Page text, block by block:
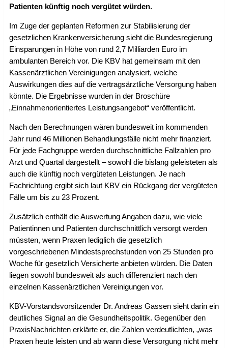
Patienten künftig noch vergütet würden.
Im Zuge der geplanten Reformen zur Stabilisierung der
gesetzlichen Krankenversicherung sieht die Bundesregierung
Einsparungen in Höhe von rund 2,7 Milliarden Euro im
ambulanten Bereich vor. Die KBV hat gemeinsam mit den
Kassenärztlichen Vereinigungen analysiert, welche
Auswirkungen dies auf die vertragsärztliche Versorgung haben
könnte. Die Ergebnisse wurden in der Broschüre
„Einnahmenorientiertes Leistungsangebot“ veröffentlicht.
Nach den Berechnungen wären bundesweit im kommenden
Jahr rund 46 Millionen Behandlungsfälle nicht mehr finanziert.
Für jede Fachgruppe werden durchschnittliche Fallzahlen pro
Arzt und Quartal dargestellt – sowohl die bislang geleisteten als
auch die künftig noch vergüteten Leistungen. Je nach
Fachrichtung ergibt sich laut KBV ein Rückgang der vergüteten
Fälle um bis zu 23 Prozent.
Zusätzlich enthält die Auswertung Angaben dazu, wie viele
Patientinnen und Patienten durchschnittlich versorgt werden
müssten, wenn Praxen lediglich die gesetzlich
vorgeschriebenen Mindestsprechstunden von 25 Stunden pro
Woche für gesetzlich Versicherte anbieten würden. Die Daten
liegen sowohl bundesweit als auch differenziert nach den
einzelnen Kassenärztlichen Vereinigungen vor.
KBV-Vorstandsvorsitzender Dr. Andreas Gassen sieht darin ein
deutliches Signal an die Gesundheitspolitik. Gegenüber den
PraxisNachrichten erklärte er, die Zahlen verdeutlichten, „was
Praxen heute leisten und ab wann diese Versorgung nicht mehr